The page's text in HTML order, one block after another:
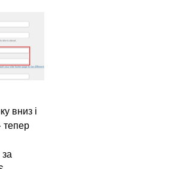
вниз і
тепер